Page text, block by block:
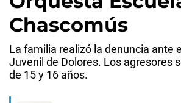
Chascomús
La familia realizó la denuncia ante
Juvenil de Dolores. Los agresores
de 15 y 16 años.